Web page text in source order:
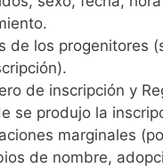
de los progenitores
de inscripción y
se produjo la
marginales
de nombre,